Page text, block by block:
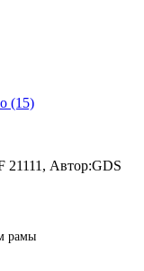
(15)
21111 , Автор:GDS
рамы